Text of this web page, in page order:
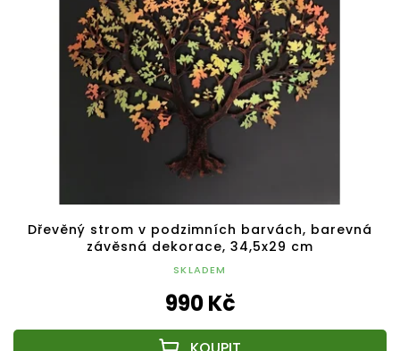
Dřevěný strom v podzimních barvách, barevná
závěsná dekorace, 34,5x29 cm
SKLADEM
990 Kč